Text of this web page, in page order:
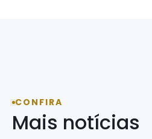
CONFIRA
Mais notícias